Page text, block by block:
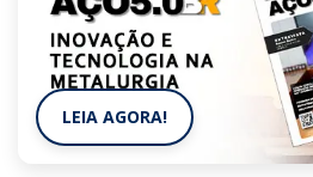
LEIA AGORA!